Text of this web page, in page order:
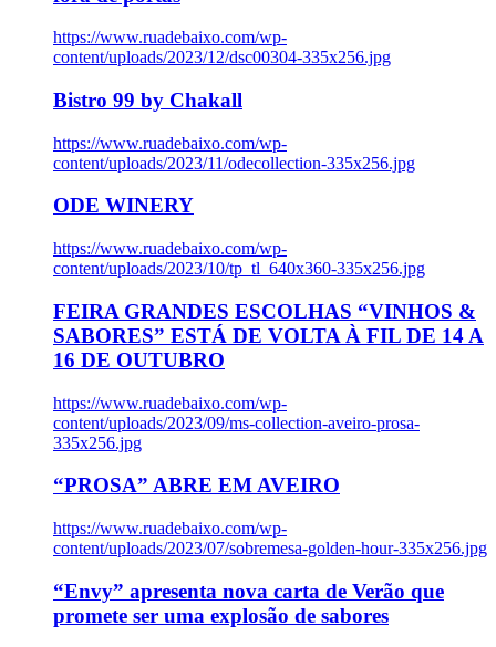
https://www.ruadebaixo.com/wp-
content/uploads/2023/12/dsc00304-335x256.jpg
Bistro 99 by Chakall
https://www.ruadebaixo.com/wp-
content/uploads/2023/11/odecollection-335x256.jpg
ODE WINERY
https://www.ruadebaixo.com/wp-
content/uploads/2023/10/tp_tl_640x360-335x256.jpg
FEIRA GRANDES ESCOLHAS “VINHOS &
SABORES” ESTÁ DE VOLTA À FIL DE 14 A
16 DE OUTUBRO
https://www.ruadebaixo.com/wp-
content/uploads/2023/09/ms-collection-aveiro-prosa-
335x256.jpg
“PROSA” ABRE EM AVEIRO
https://www.ruadebaixo.com/wp-
content/uploads/2023/07/sobremesa-golden-hour-335x256.jpg
“Envy” apresenta nova carta de Verão que
promete ser uma explosão de sabores